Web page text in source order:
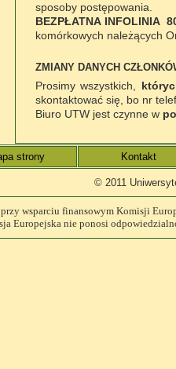
sposoby postępowania.
BEZPŁATNA INFOLINIA
komórkowych należących
ZMIANY DANYCH
Prosimy wszystkich,
skontaktować się, bo nr
Biuro UTW jest czynne w
strony Kontakt
© 2011
przy wsparciu finansowym Komisji
Europejska nie ponosi